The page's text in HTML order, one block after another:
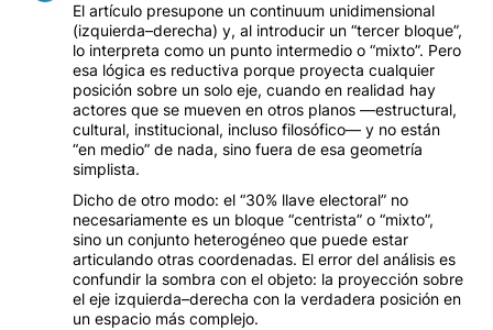
El artículo presupone un continuum unidimensional
(izquierda–derecha) y, al introducir un “tercer bloque”,
lo interpreta como un punto intermedio o “mixto”. Pero
esa lógica es reductiva porque proyecta cualquier
posición sobre un solo eje, cuando en realidad hay
actores que se mueven en otros planos —estructural,
cultural, institucional, incluso filosófico— y no están
“en medio” de nada, sino fuera de esa geometría
simplista.
Dicho de otro modo: el “30% llave electoral” no
necesariamente es un bloque “centrista” o “mixto”,
sino un conjunto heterogéneo que puede estar
articulando otras coordenadas. El error del análisis es
confundir la sombra con el objeto: la proyección sobre
el eje izquierda–derecha con la verdadera posición en
un espacio más complejo.